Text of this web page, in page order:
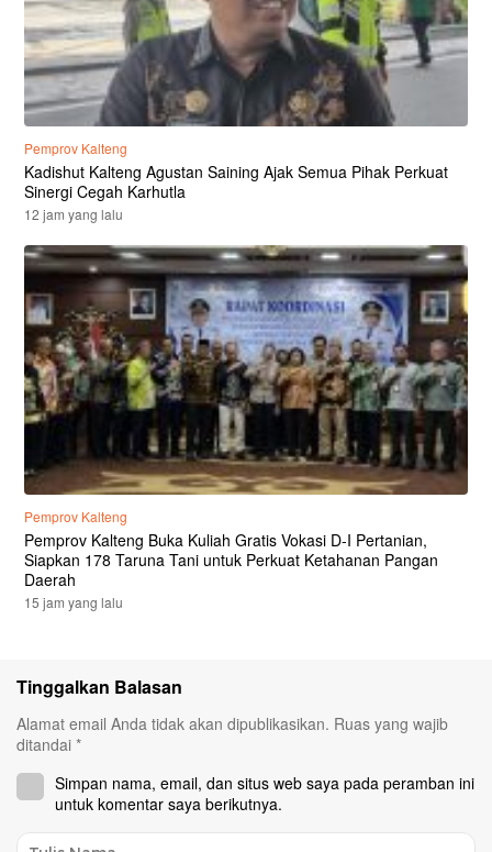
Pemprov Kalteng
Kadishut Kalteng Agustan Saining Ajak Semua Pihak Perkuat
Sinergi Cegah Karhutla
12 jam yang lalu
Pemprov Kalteng
Pemprov Kalteng Buka Kuliah Gratis Vokasi D-I Pertanian,
Siapkan 178 Taruna Tani untuk Perkuat Ketahanan Pangan
Daerah
15 jam yang lalu
Tinggalkan Balasan
Alamat email Anda tidak akan dipublikasikan. Ruas yang wajib
ditandai *
Simpan nama, email, dan situs web saya pada peramban ini
untuk komentar saya berikutnya.